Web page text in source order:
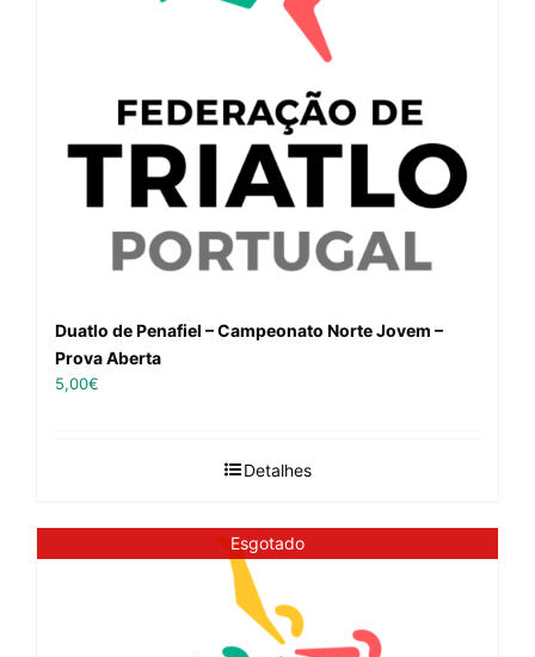
Duatlo de Penafiel – Campeonato Norte Jovem –
Prova Aberta
5,00€
Detalhes
Esgotado